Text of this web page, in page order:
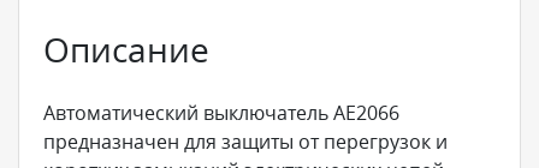
Описание
Автоматический выключатель АЕ2066
предназначен для защиты от перегрузок и